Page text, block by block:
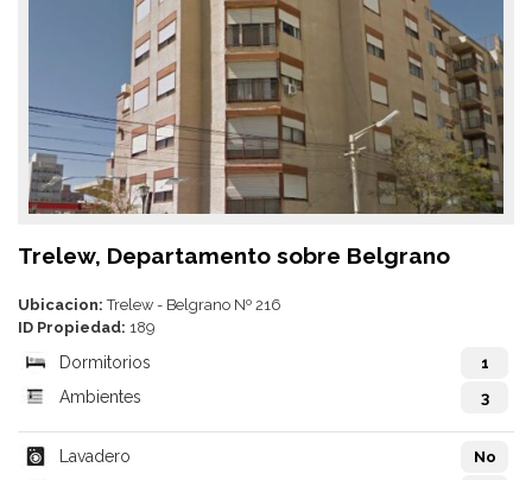
Trelew, Departamento sobre Belgrano
Ubicacion: Trelew - Belgrano Nº 216
ID Propiedad: 189
Dormitorios 1
Ambientes 3
Lavadero No